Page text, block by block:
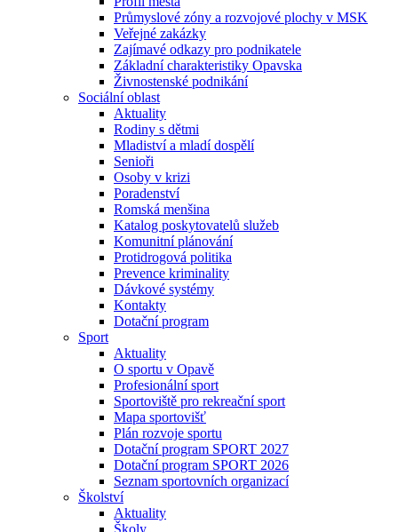
Průmyslové zóny a rozvojové plochy v MSK
Veřejné zakázky
Zajímavé odkazy pro podnikatele
Základní charakteristiky Opavska
Živnostenské podnikání
Sociální oblast
Aktuality
Rodiny s dětmi
Mladiství a mladí dospělí
Senioři
Osoby v krizi
Poradenství
Romská menšina
Katalog poskytovatelů služeb
Komunitní plánování
Protidrogová politika
Prevence kriminality
Dávkové systémy
Kontakty
Dotační program
Sport
Aktuality
O sportu v Opavě
Profesionální sport
Sportoviště pro rekreační sport
Mapa sportovišť
Plán rozvoje sportu
Dotační program SPORT 2027
Dotační program SPORT 2026
Seznam sportovních organizací
Školství
Aktuality